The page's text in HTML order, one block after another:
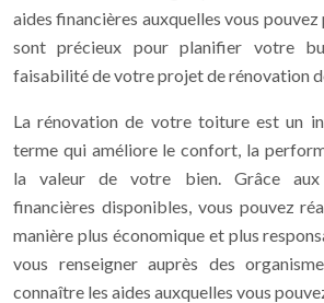
aides financières auxquelles vous
sont précieux pour planifier votre
faisabilité de votre projet de rénovation
La rénovation de votre toiture est un
terme qui améliore le confort, la
la valeur de votre bien. Grâce aux
financières disponibles, vous pouvez
manière plus économique et plus
vous renseigner auprès des
connaître les aides auxquelles vous